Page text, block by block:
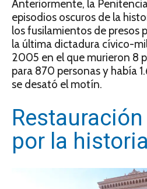
Anteriormente, la
episodios oscuros de la
los fusilamientos de presos
la última dictadura cívico-
2005 en el que murieron 8
para 870 personas y había
se desató el motín.
por la historia